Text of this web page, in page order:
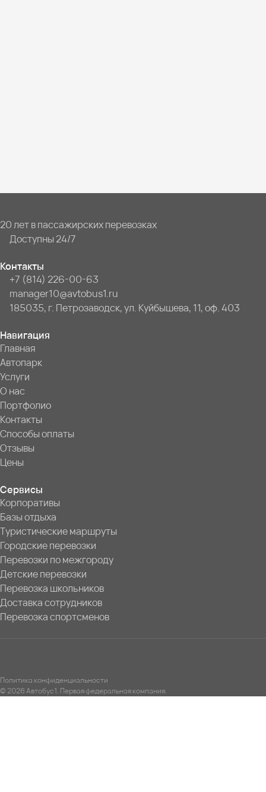
20 лет в пассажирских перевозках
Доступны 24/7
Контакты
+7 (814) 226-00-63
manager10@avtobus1.ru
185035, г. Петрозаводск, ул. Куйбышева, 11, оф. 403
Навигация
Главная
Автопарк
Услуги
О нас
Портфолио
Контакты
Способы оплаты
Отзывы
Цены
Сервисы
Корпоративы
Базы отдыха
Туристические маршруты
Городские перевозки
Перевозки по межгороду
Детские перевозки
Перевозка школьников
Доставка сотрудников
Перевозка спортсменов
Политика конфиденциальности
© 2026 Автобус1. Первая федеральная компания.